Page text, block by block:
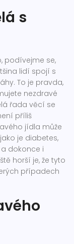
s
podívejme se,
lidí spojí s
To je pravda,
nezdravé
řada věcí se
příliš
jídla může
je diabetes,
dokonce i
horší je, že tyto
případech